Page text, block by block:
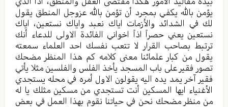
يؤمن بالله يكفي بمجرد أن تؤمن بالله عزوجل المنطق يقول
لك في الشدائد والأزمات اياك نعبد واياك نستعين، اياك
نستعين يعني حصراً اذاً اخواني الفائدة الاولى للدعاء أنك
ترتبط بصاحب القرار لا تتعب نفسك احد العلماء سمعته
يقول من كبار علمائنا معنى كلامه كم هذا المنظر مضحك
تصور فقير على باب المسجد يأخذ الفلس والفلسين مثلا يأتي
فقير آخر يمد يده اليه يقولون الاول أمره في محله يستجدي
الأغنياء ايها المسكين أنت تستجدي من مسكين مثلك يا له
من منظر مضحك نحن في حياتنا نقوم بهذا العمل في بعض